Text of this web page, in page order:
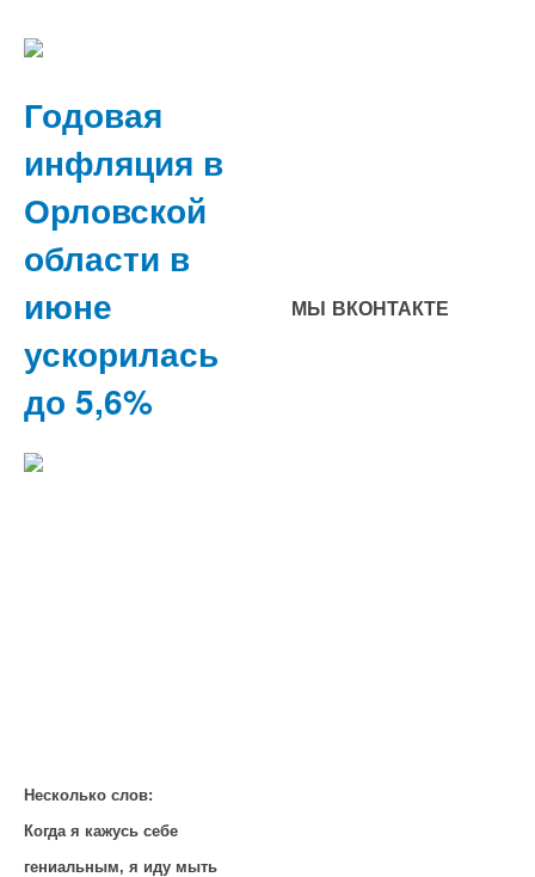
Годовая
инфляция в
Орловской
области в
июне
ускорилась
до 5,6%
Несколько слов:
Когда я кажусь себе
гениальным, я иду мыть
МЫ ВКОНТАКТЕ